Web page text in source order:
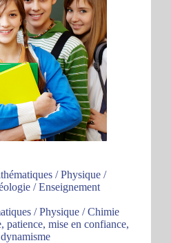
/ Physique /
/ Enseignement
/ Physique / Chimie
patience, mise en confiance,